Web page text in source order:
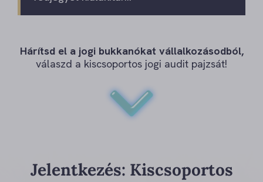
Hárítsd el a jogi bukkanókat vállalkozásodból,
válaszd a kiscsoportos jogi audit pajzsát!
Jelentkezés: Kiscsoportos